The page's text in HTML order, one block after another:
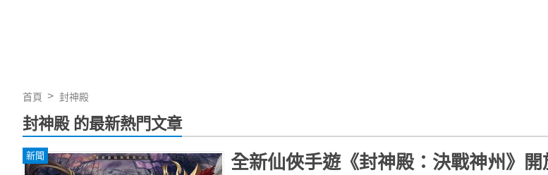
首頁 封神殿
封神殿 的最新熱門文章
新聞
全新仙俠手遊《封神殿：決戰神州》